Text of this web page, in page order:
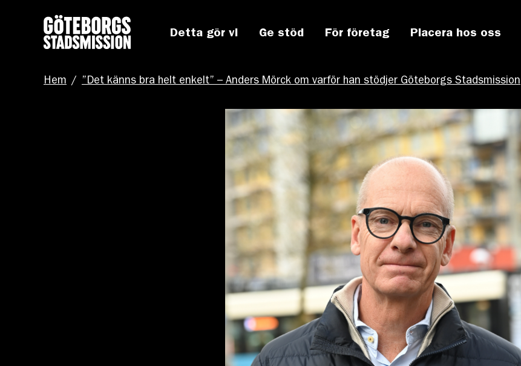
Detta gör vi Ge stöd För företag Placera hos oss
Hem / ”Det känns bra helt enkelt” – Anders Mörck om varför han stödjer Göteborgs Stadsmission